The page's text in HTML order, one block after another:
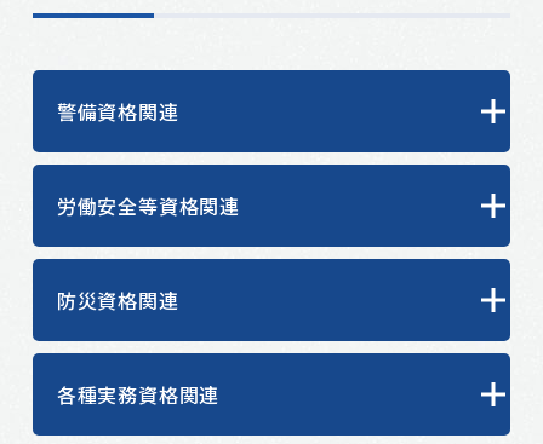
警備資格関連
労働安全等資格関連
防災資格関連
各種実務資格関連